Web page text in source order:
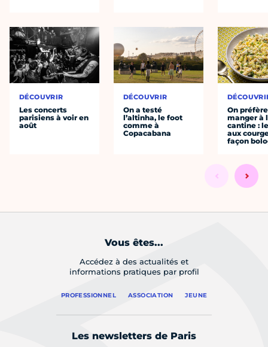
DÉCOUVRIR
Les concerts
parisiens à voir en
août
DÉCOUVRIR
On a testé
l’altinha, le foot
comme à
Copacabana
On préfère
manger à
cantine :
aux
façon
Vous êtes...
Accédez à des actualités et
informations pratiques par profil
PROFESSIONNEL ASSOCIATION JEUNE
Les newsletters de Paris